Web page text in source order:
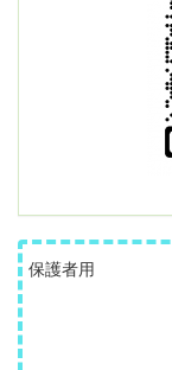
保護者用